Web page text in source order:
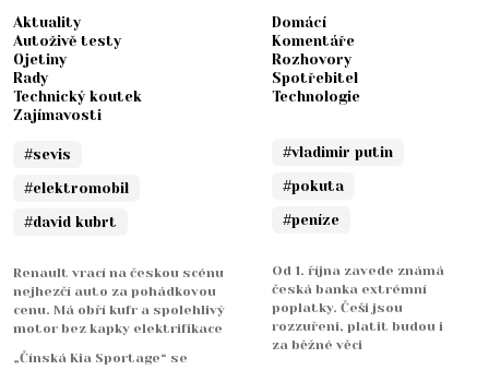
Aktuality
Autoživě testy
Ojetiny
Rady
Technický koutek
Zajímavosti
#sevis
#elektromobil
#david kubrt
Renault vrací na českou scénu
nejhezčí auto za pohádkovou
cenu. Má obří kufr a spolehlivý
motor bez kapky elektrifikace
„Čínská Kia Sportage“ se
Domácí
Komentáře
Rozhovory
Spotřebitel
Technologie
#vladimir putin
#pokuta
#peníze
Od 1. října zavede známá
česká banka extrémní
poplatky. Češi jsou
rozzuřeni, platit budou i
za běžné věci